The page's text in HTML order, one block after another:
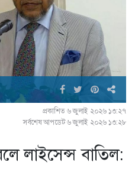
প্রকাশিত ৬ জুলাই ২০২৬ ১৩:২৭
সর্বশেষ আপডেট ৬ জুলাই ২০২৬ ১৩:২৮
লাইসেন্স বাতিল: